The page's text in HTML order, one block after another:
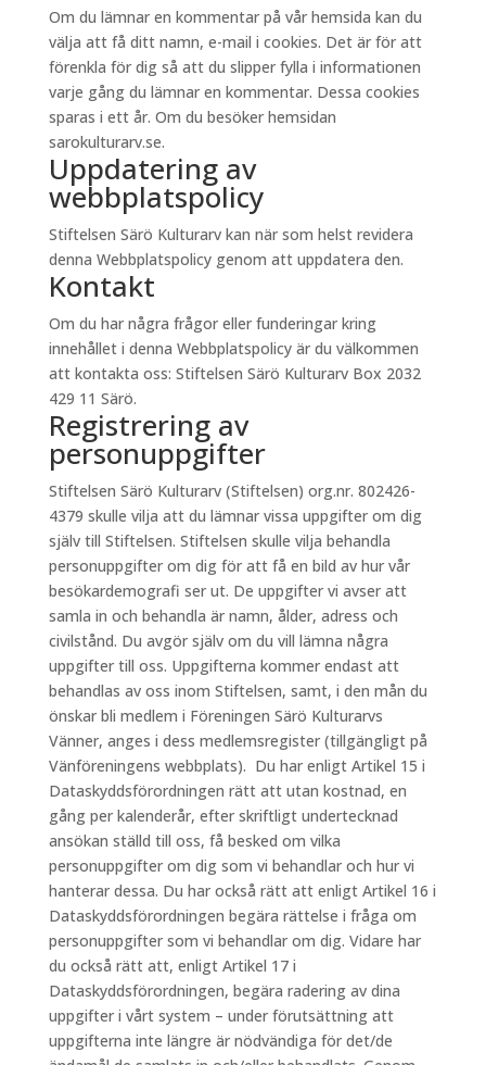
Om du lämnar en kommentar på vår hemsida kan du
välja att få ditt namn, e-mail i cookies. Det är för att
förenkla för dig så att du slipper fylla i informationen
varje gång du lämnar en kommentar. Dessa cookies
sparas i ett år. Om du besöker hemsidan
sarokulturarv.se.
Uppdatering av
webbplatspolicy
Stiftelsen Särö Kulturarv kan när som helst revidera
denna Webbplatspolicy genom att uppdatera den.
Kontakt
Om du har några frågor eller funderingar kring
innehållet i denna Webbplatspolicy är du välkommen
att kontakta oss: Stiftelsen Särö Kulturarv Box 2032
429 11 Särö.
Registrering av
personuppgifter
Stiftelsen Särö Kulturarv (Stiftelsen) org.nr. 802426-
4379 skulle vilja att du lämnar vissa uppgifter om dig
själv till Stiftelsen. Stiftelsen skulle vilja behandla
personuppgifter om dig för att få en bild av hur vår
besökardemografi ser ut. De uppgifter vi avser att
samla in och behandla är namn, ålder, adress och
civilstånd. Du avgör själv om du vill lämna några
uppgifter till oss. Uppgifterna kommer endast att
behandlas av oss inom Stiftelsen, samt, i den mån du
önskar bli medlem i Föreningen Särö Kulturarvs
Vänner, anges i dess medlemsregister (tillgängligt på
Vänföreningens webbplats). Du har enligt Artikel 15 i
Dataskyddsförordningen rätt att utan kostnad, en
gång per kalenderår, efter skriftligt undertecknad
ansökan ställd till oss, få besked om vilka
personuppgifter om dig som vi behandlar och hur vi
hanterar dessa. Du har också rätt att enligt Artikel 16 i
Dataskyddsförordningen begära rättelse i fråga om
personuppgifter som vi behandlar om dig. Vidare har
du också rätt att, enligt Artikel 17 i
Dataskyddsförordningen, begära radering av dina
uppgifter i vårt system – under förutsättning att
uppgifterna inte längre är nödvändiga för det/de